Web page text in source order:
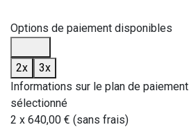
Options de paiement disponibles
2x
3x
Informations sur le plan de paiement
sélectionné
2 x 640,00 € (sans frais)